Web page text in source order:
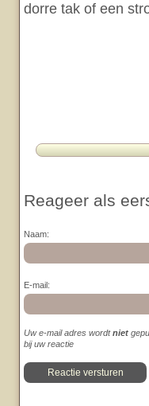
dorre tak of een
Reageer als
Naam:
E-mail:
Uw e-mail adres wordtniet
bij uw reactie